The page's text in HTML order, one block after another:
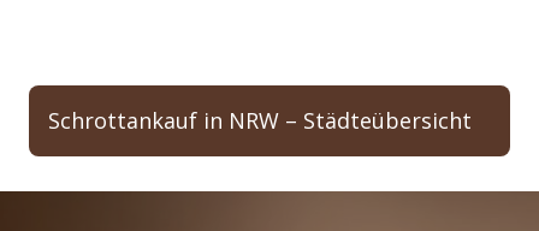
Schrottankauf in NRW – Städteübersicht